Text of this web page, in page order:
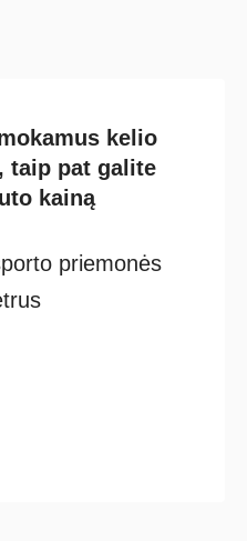
kelio
taip pat galite
kainą
priemonės